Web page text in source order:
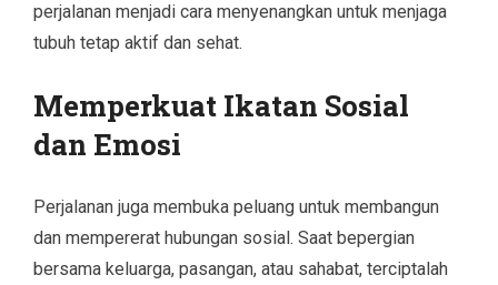
perjalanan menjadi cara menyenangkan untuk menjaga
tubuh tetap aktif dan sehat.
Memperkuat Ikatan Sosial
dan Emosi
Perjalanan juga membuka peluang untuk membangun
dan mempererat hubungan sosial. Saat bepergian
bersama keluarga, pasangan, atau sahabat, terciptalah